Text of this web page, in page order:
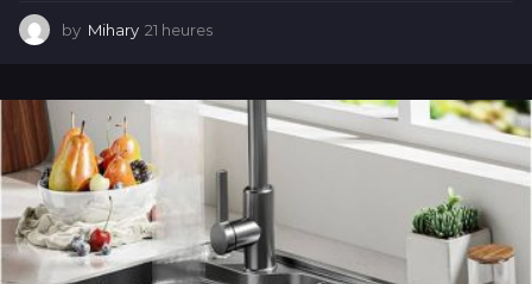
by Mihary 21 heures
e
u
e